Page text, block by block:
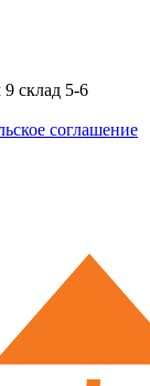
склад 5-6
соглашение